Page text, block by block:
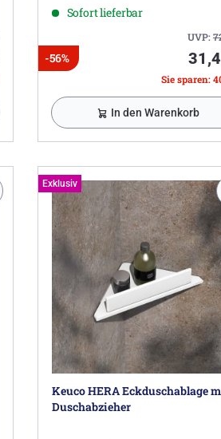
Sofort lieferbar
UVP:
-56%
Sie sparen:
In den Warenkorb
Exklusiv
Keuco HERA Eckduschablage
Duschabzieher